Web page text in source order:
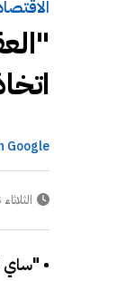
Google
الثلاثاء 15 أكتوبر 2024
• "ساي